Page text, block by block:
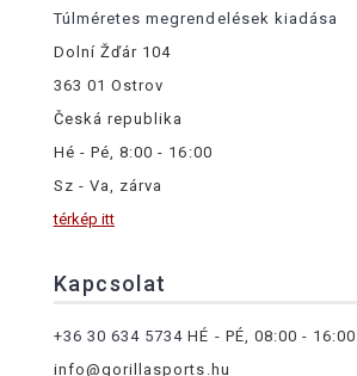
Túlméretes megrendelések kiadása
Dolní Žďár 104
363 01 Ostrov
Česká republika
Hé - Pé, 8:00 - 16:00
Sz - Va, zárva
térkép itt
Kapcsolat
+36 30 634 5734 HÉ - PÉ, 08:00 - 16:00
info@gorillasports.hu